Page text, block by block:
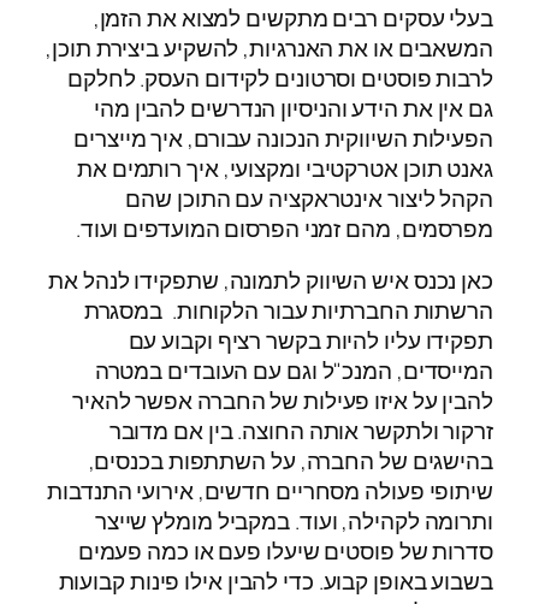
בעלי עסקים רבים מתקשים למצוא את הזמן,
המשאבים או את האנרגיות, להשקיע ביצירת תוכן,
לרבות פוסטים וסרטונים לקידום העסק. לחלקם
גם אין את הידע והניסיון הנדרשים להבין מהי
הפעילות השיווקית הנכונה עבורם, איך מייצרים
גאנט תוכן אטרקטיבי ומקצועי, איך רותמים את
הקהל ליצור אינטראקציה עם התוכן שהם
מפרסמים, מהם זמני הפרסום המועדפים ועוד.
כאן נכנס איש השיווק לתמונה, שתפקידו לנהל את
הרשתות החברתיות עבור הלקוחות. במסגרת
תפקידו עליו להיות בקשר רציף וקבוע עם
המייסדים, המנכ"ל וגם עם העובדים במטרה
להבין על איזו פעילות של החברה אפשר להאיר
זרקור ולתקשר אותה החוצה. בין אם מדובר
בהישגים של החברה, על השתתפות בכנסים,
שיתופי פעולה מסחריים חדשים, אירועי התנדבות
ותרומה לקהילה, ועוד. במקביל מומלץ שייצר
סדרות של פוסטים שיעלו פעם או כמה פעמים
בשבוע באופן קבוע. כדי להבין אילו פינות קבועות